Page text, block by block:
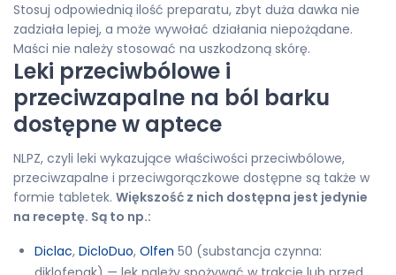
Stosuj odpowiednią ilość preparatu, zbyt duża dawka nie
zadziała lepiej, a może wywołać działania niepożądane.
Maści nie należy stosować na uszkodzoną skórę.
Leki przeciwbólowe i
przeciwzapalne na ból barku
dostępne w aptece
NLPZ, czyli leki wykazujące właściwości przeciwbólowe,
przeciwzapalne i przeciwgorączkowe dostępne są także w
formie tabletek. Większość z nich dostępna jest jedynie
na receptę. Są to np.:
Diclac, DicloDuo, Olfen 50 (substancja czynna: